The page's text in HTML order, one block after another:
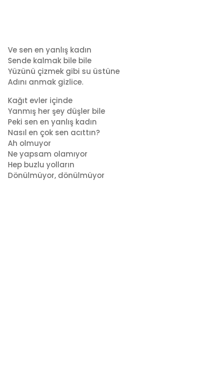
Ve sen en yanlış kadın
Sende kalmak bile bile
Yüzünü çizmek gibi su üstüne
Adını anmak gizlice.
Kağıt evler içinde
Yanmış her şey düşler bile
Peki sen en yanlış kadın
Nasıl en çok sen acıttın?
Ah olmuyor
Ne yapsam olamıyor
Hep buzlu yolların
Dönülmüyor, dönülmüyor